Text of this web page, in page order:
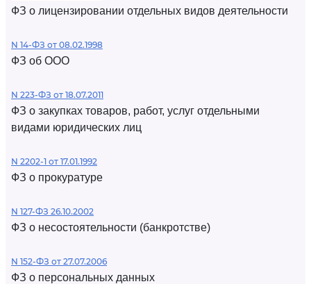
ФЗ о лицензировании отдельных видов деятельности
N 14-ФЗ от 08.02.1998
ФЗ об ООО
N 223-ФЗ от 18.07.2011
ФЗ о закупках товаров, работ, услуг отдельными
видами юридических лиц
N 2202-1 от 17.01.1992
ФЗ о прокуратуре
N 127-ФЗ 26.10.2002
ФЗ о несостоятельности (банкротстве)
N 152-ФЗ от 27.07.2006
ФЗ о персональных данных